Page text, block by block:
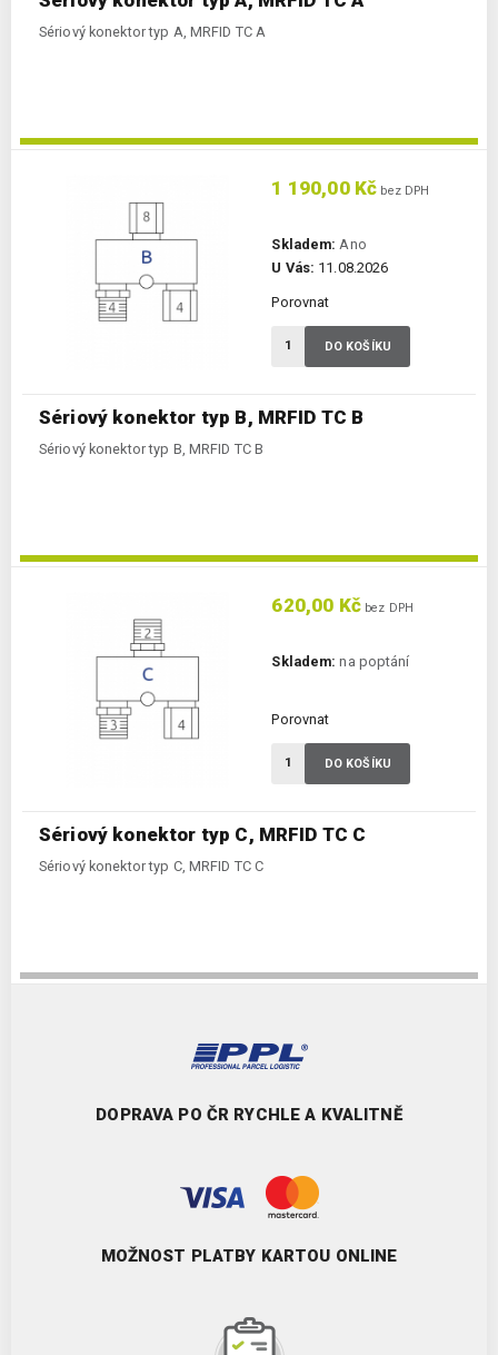
Sériový konektor typ A, MRFID TC A
Sériový konektor typ B, MRFID TC B
Sériový konektor typ B, MRFID TC B
1 190,00 Kč bez DPH
Skladem: Ano
U Vás: 11.08.2026
Porovnat
DO KOŠÍKU
Sériový konektor typ C, MRFID TC C
Sériový konektor typ C, MRFID TC C
620,00 Kč bez DPH
Skladem: na poptání
Porovnat
DO KOŠÍKU
DOPRAVA PO ČR RYCHLE A KVALITNĚ
MOŽNOST PLATBY KARTOU ONLINE